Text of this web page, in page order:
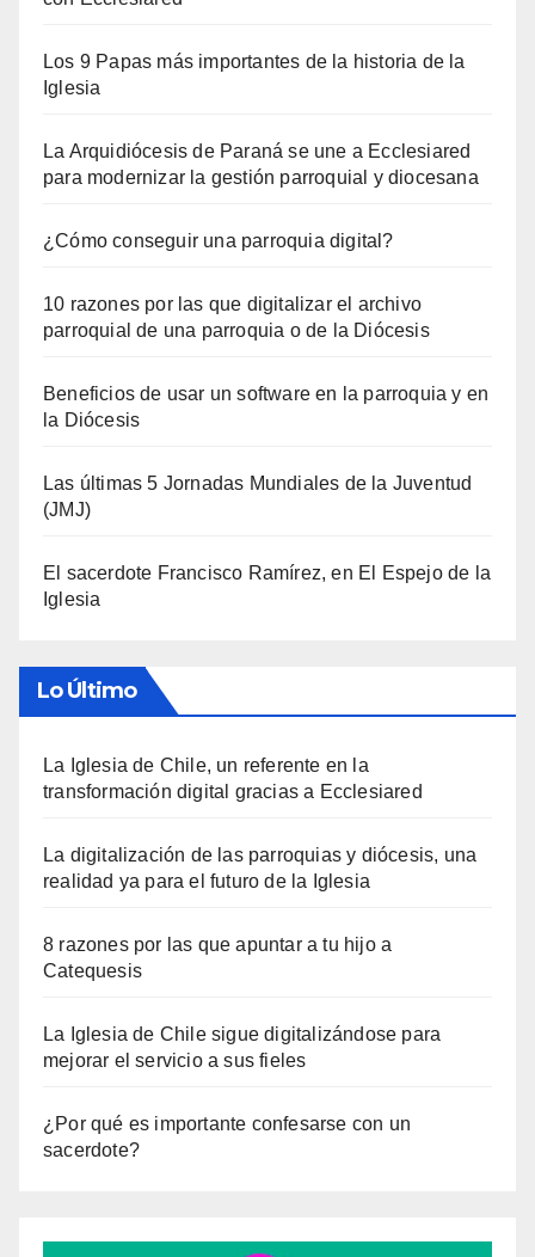
Los 9 Papas más importantes de la historia de la
Iglesia
La Arquidiócesis de Paraná se une a Ecclesiared
para modernizar la gestión parroquial y diocesana
¿Cómo conseguir una parroquia digital?
10 razones por las que digitalizar el archivo
parroquial de una parroquia o de la Diócesis
Beneficios de usar un software en la parroquia y en
la Diócesis
Las últimas 5 Jornadas Mundiales de la Juventud
(JMJ)
El sacerdote Francisco Ramírez, en El Espejo de la
Iglesia
Lo Último
La Iglesia de Chile, un referente en la
transformación digital gracias a Ecclesiared
La digitalización de las parroquias y diócesis, una
realidad ya para el futuro de la Iglesia
8 razones por las que apuntar a tu hijo a
Catequesis
La Iglesia de Chile sigue digitalizándose para
mejorar el servicio a sus fieles
¿Por qué es importante confesarse con un
sacerdote?